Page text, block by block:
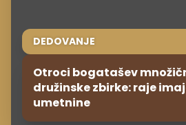
DEDOVANJE
Otroci bogatašev
družinske zbirke: raje
umetnine